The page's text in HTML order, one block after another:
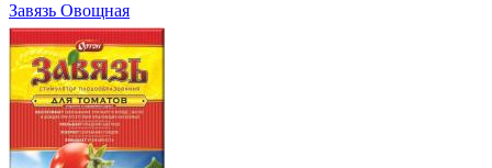
Завязь Овощная